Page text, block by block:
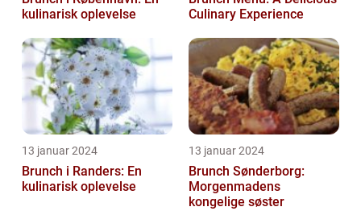
kulinarisk oplevelse
Culinary Experience
13 januar 2024
Brunch i Randers: En
kulinarisk oplevelse
13 januar 2024
Brunch Sønderborg:
Morgenmadens
kongelige søster